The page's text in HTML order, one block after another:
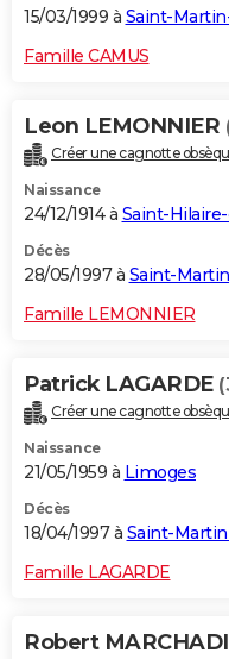
15/03/1999 à Saint-
Famille CAMUS
Leon LEMONNIER
Créer une cagnotte
Naissance
24/12/1914 à Saint-
Décès
28/05/1997 à Saint-
Famille LEMONNIER
Patrick LAGARDE
Créer une cagnotte
Naissance
21/05/1959 à Limoges
Décès
18/04/1997 à Saint-
Famille LAGARDE
Robert